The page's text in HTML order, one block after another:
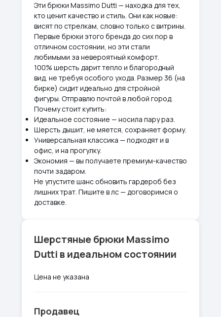
Эти брюки Massimo Dutti — находка для тех,
кто ценит качество и стиль. Они как новые:
висят по стрелкам, словно только с витрины.
Первые брюки этого бренда до сих пор в
отличном состоянии, но эти стали
любимыми за невероятный комфорт.
100% шерсть дарит тепло и благородный
вид, не требуя особого ухода. Размер 36 (на
бирке) сидит идеально для стройной
фигуры. Отправлю почтой в любой город.
Почему стоит купить:
Идеальное состояние — носила пару раз.
Шерсть дышит, не мяется, сохраняет форму.
Универсальная классика — подходят и в
офис, и на прогулку.
Экономия — вы получаете премиум-качество
почти задаром.
Не упустите шанс обновить гардероб без
лишних трат. Пишите в лс — договоримся о
доставке.
Шерстяные брюки Massimo
Dutti в идеальном состоянии
Цена не указана
Продавец